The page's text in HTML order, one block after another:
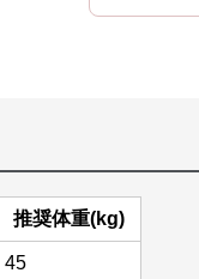
推奨体重(kg)
45